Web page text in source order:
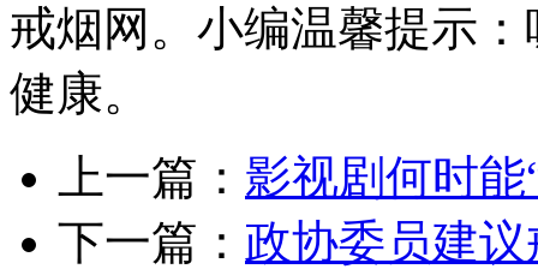
戒烟网。小编温馨提示
健康。
上一篇： 影视剧何时
下一篇： 政协委员建